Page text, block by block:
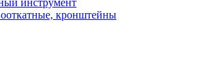
кронштейны